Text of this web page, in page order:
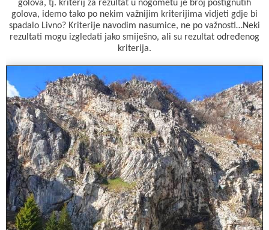
golova, tj. kriterij za rezultat u nogometu je broj postignutih
golova, idemo tako po nekim važnijim kriterijima vidjeti gdje bi
spadalo Livno? Kriterije navodim nasumice, ne po važnosti…Neki
rezultati mogu izgledati jako smiješno, ali su rezultat određenog
kriterija.